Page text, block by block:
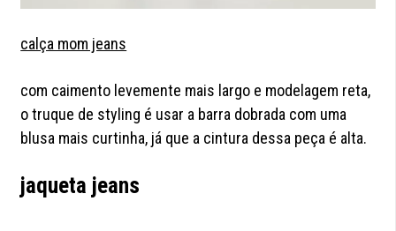
calça mom jeans
com caimento levemente mais largo e modelagem reta,
o truque de styling é usar a barra dobrada com uma
blusa mais curtinha, já que a cintura dessa peça é alta.
jaqueta jeans